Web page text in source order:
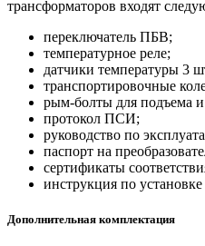
трансформаторов входят
переключатель ПБВ;
температурное реле;
датчики температуры 3
транспортировочные
рым-болты для подъема и
протокол ПСИ;
руководство по
паспорт на
сертификаты
инструкция по
Дополнительная комплектация